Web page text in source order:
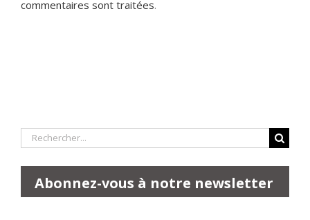
commentaires sont traitées.
Rechercher:
Abonnez-vous à notre newsletter